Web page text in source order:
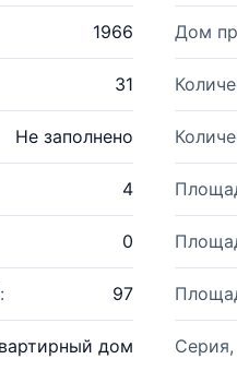
1966 Дом
31
Не заполнено
4
0
97
дом